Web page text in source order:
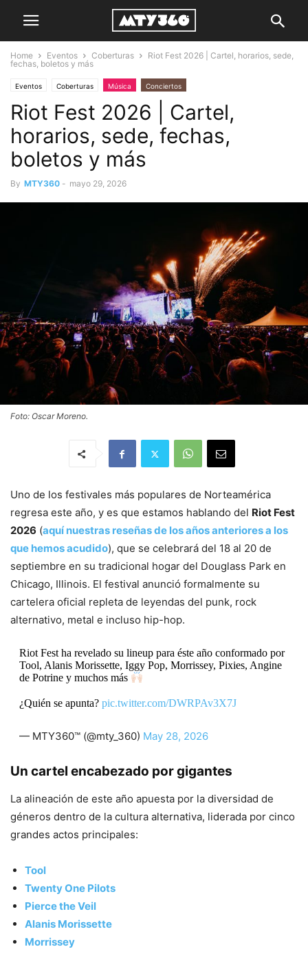
Home Eventos Coberturas
Riot Fest 2026 | Cartel, horarios, sede,
fechas, boletos y más
Eventos Coberturas Música Conciertos
Riot Fest 2026 | Cartel,
horarios, sede, fechas,
boletos y más
By MTY360 - mayo 29, 2026
Foto: Oscar Moreno.
Uno de los festivales más populares de Norteamérica
regresa este año, y es que estamos hablando del Riot Fest
2026 (aquí nuestras reseñas de los años anteriores a los
que hemos acudido), que se celebrará del 18 al 20 de
septiembre en su tradicional hogar del Douglass Park en
Chicago, Illinois. El festival anunció formalmente su
cartelera oficial repleta de leyendas del punk, rock
alternativo, metal e incluso hip-hop.
Riot Fest ha revelado su lineup para éste año conformado por
Tool, Alanis Morissette, Iggy Pop, Morrissey, Pixies, Angine
de Potrine y muchos más
¿Quién se apunta? pic.twitter.com/DWRPAv3X7J
— MTY360™ (@mty_360) May 28, 2026
Un cartel encabezado por gigantes
La alineación de este año apuesta por la diversidad de
géneros dentro de la cultura alternativa, liderada por cinco
grandes actos principales:
Tool
Twenty One Pilots
Pierce the Veil
Alanis Morissette
Morrissey